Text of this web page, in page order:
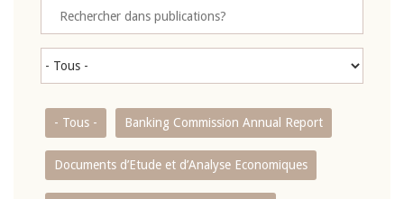
- Tous - Banking Commission Annual Report
Documents d’Etude et d’Analyse Economiques